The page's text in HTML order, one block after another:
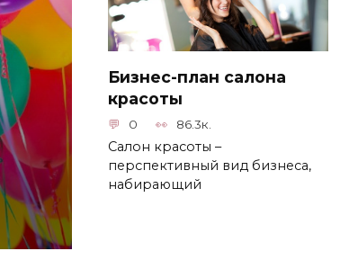
Бизнес-план салона
красоты
0 86.3к.
Салон красоты –
перспективный вид бизнеса,
набирающий